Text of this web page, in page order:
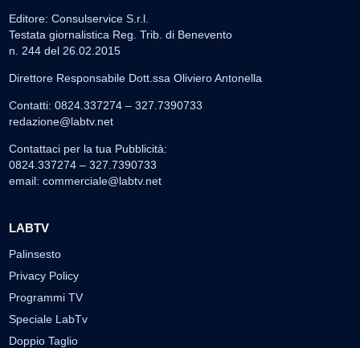
Editore: Consulservice S.r.l.
Testata giornalistica Reg. Trib. di Benevento
n. 244 del 26.02.2015
Direttore Responsabile Dott.ssa Oliviero Antonella
Contatti: 0824.337274 – 327.7390733
redazione@labtv.net
Contattaci per la tua Pubblicità:
0824.337274 – 327.7390733
email: commerciale@labtv.net
LABTV
Palinsesto
Privacy Policy
Programmi TV
Speciale LabTv
Doppio Taglio